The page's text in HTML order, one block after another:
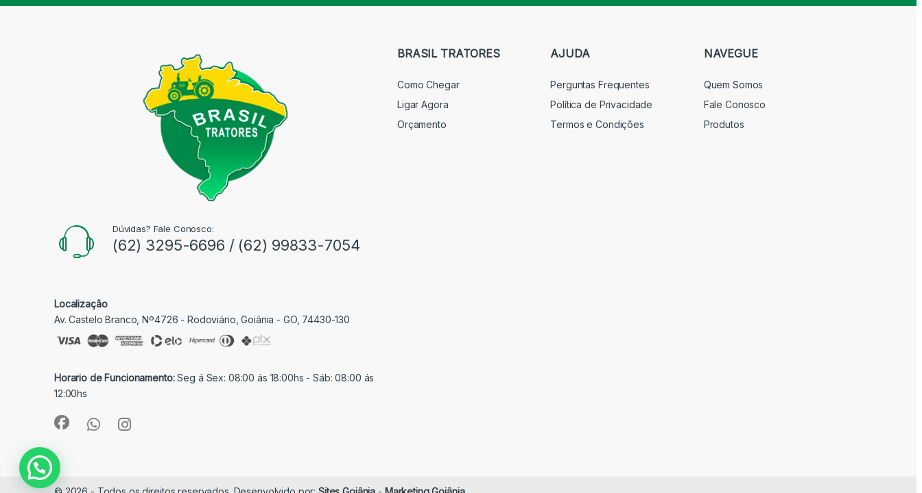
Dúvidas? Fale Conosco:
(62) 3295-6696 / (62) 99833-7054
Localização
Av. Castelo Branco, Nº4726 - Rodoviário, Goiânia - GO, 74430-130
Horario de Funcionamento:Seg á Sex: 08:00 ás 18:00hs - Sáb: 08:00 ás
12:00hs
BRASIL TRATORES
Como Chegar
Ligar Agora
Orçamento
AJUDA
Perguntas Frequentes
Política de Privacidade
Termos e Condições
NAVEGUE
Quem Somos
Fale Conosco
Produtos